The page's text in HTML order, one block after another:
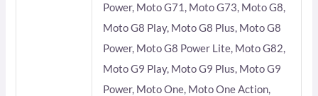
Power, Moto G71, Moto G73, Moto G8,
Moto G8 Play, Moto G8 Plus, Moto G8
Power, Moto G8 Power Lite, Moto G82,
Moto G9 Play, Moto G9 Plus, Moto G9
Power, Moto One, Moto One Action,